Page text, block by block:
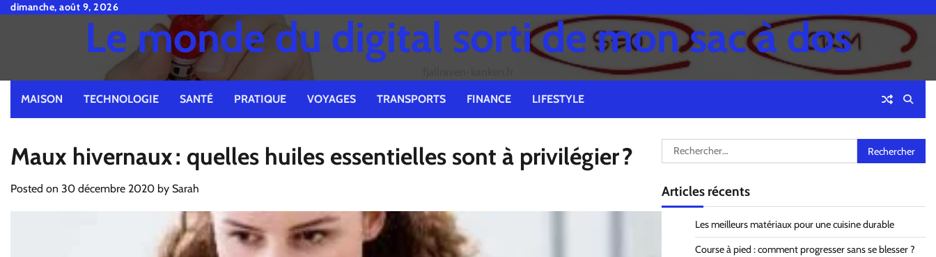
Skipdimanche, août 9, 2026
Le monde du digital sorti de mon sac à dos
MAISON TECHNOLOGIE SANTÉ PRATIQUE VOYAGES TRANSPORTS FINANCE LIFESTYLE
Maux hivernaux : quelles huiles essentielles sont à privilégier ?
Posted on 30 décembre 2020 by Sarah
Rechercher :
Articles récents
Les meilleurs matériaux pour une cuisine durable
Course à pied : comment progresser sans se blesser ?